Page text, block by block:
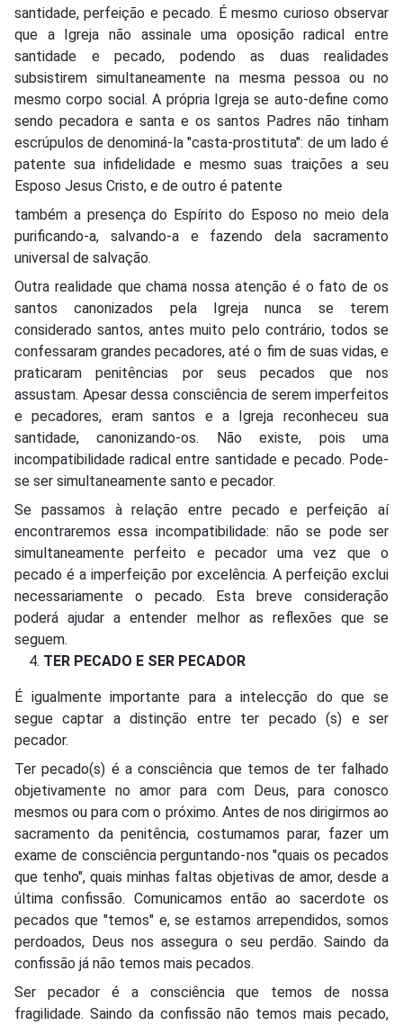
santidade, perfeição e pecado. É mesmo curioso observar
que a Igreja não assinale uma oposição radical entre
santidade e pecado, podendo as duas realidades
subsistirem simultaneamente na mesma pessoa ou no
mesmo corpo social. A própria Igreja se auto-define como
sendo pecadora e santa e os santos Padres não tinham
escrúpulos de denominá-la "casta-prostituta": de um lado é
patente sua infidelidade e mesmo suas traições a seu
Esposo Jesus Cristo, e de outro é patente
também a presença do Espírito do Esposo no meio dela
purificando-a, salvando-a e fazendo dela sacramento
universal de salvação.
Outra realidade que chama nossa atenção é o fato de os
santos canonizados pela Igreja nunca se terem
considerado santos, antes muito pelo contrário, todos se
confessaram grandes pecadores, até o fim de suas vidas, e
praticaram penitências por seus pecados que nos
assustam. Apesar dessa consciência de serem imperfeitos
e pecadores, eram santos e a Igreja reconheceu sua
santidade, canonizando-os. Não existe, pois uma
incompatibilidade radical entre santidade e pecado. Pode-
se ser simultaneamente santo e pecador.
Se passamos à relação entre pecado e perfeição aí
encontraremos essa incompatibilidade: não se pode ser
simultaneamente perfeito e pecador uma vez que o
pecado é a imperfeição por excelência. A perfeição exclui
necessariamente o pecado. Esta breve consideração
poderá ajudar a entender melhor as reflexões que se
seguem.
TER PECADO E SER PECADOR
É igualmente importante para a intelecção do que se
segue captar a distinção entre ter pecado (s) e ser
pecador.
Ter pecado(s) é a consciência que temos de ter falhado
objetivamente no amor para com Deus, para conosco
mesmos ou para com o próximo. Antes de nos dirigirmos ao
sacramento da penitência, costumamos parar, fazer um
exame de consciência perguntando-nos "quais os pecados
que tenho", quais minhas faltas objetivas de amor, desde a
última confissão. Comunicamos então ao sacerdote os
pecados que "temos" e, se estamos arrependidos, somos
perdoados, Deus nos assegura o seu perdão. Saindo da
confissão já não temos mais pecados.
Ser pecador é a consciência que temos de nossa
fragilidade. Saindo da confissão não temos mais pecado,